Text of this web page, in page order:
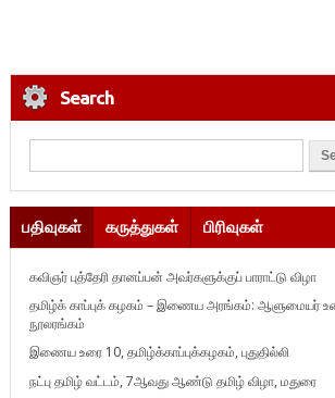
Search
பதிவுகள் கருத்துகள் பிரிவுகள்
கவிஞர் புத்தேரி தானப்பன் அவர்களுக்குப் பாராட்டு விழா
தமிழ்க் காப்புக் கழகம் – இணைய அரங்கம்: ஆளுமையர்
நூலரங்கம்
இணைய உரை 10, தமிழ்க்காப்புக்கழகம், புதுதில்லி
நட்பு தமிழ் வட்டம், 7ஆவது ஆண்டு தமிழ் விழா, மதுரை